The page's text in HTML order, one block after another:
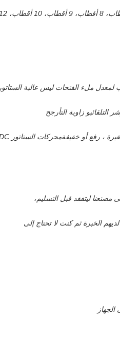
لمعدل ملء الفتحات ليس عالية الستاتور
و زاوية التأرجح
، رفع أو خفيفةمحركات الستاتور BLDC
مصنعنا ليتفقد قبل التسليم،